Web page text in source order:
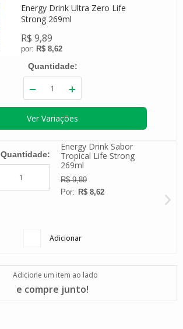
Energy Drink Ultra Zero Life
Strong 269ml
R$ 9,89
R$ 8,62
Quantidade
Ver Variações
Quantidade
Energy Drink Sabor
Tropical Life Strong
269ml
R$ 9,89
R$ 8,62
Adicionar
Adicione um item ao lado
e compre junto!